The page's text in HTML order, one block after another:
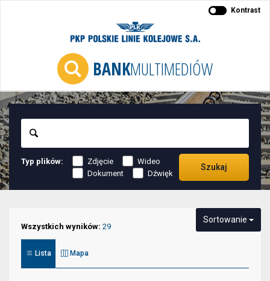
BANKMULTIMEDIÓW
Kontrast
Typ plików: Zdjęcie
Wideo
Dokument
Dźwięk
Szukaj
elementy
służące
Wszystkich wyników: 29
Lista Mapa
Sortowanie